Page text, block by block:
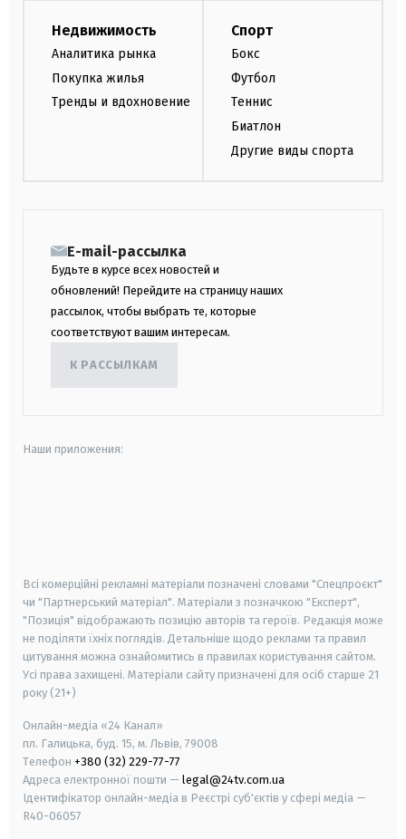
Недвижимость
Аналитика рынка
Покупка жилья
Тренды и вдохновение
Спорт
Бокс
Футбол
Теннис
Биатлон
Другие виды спорта
E-mail-рассылка
Будьте в курсе всех новостей и
обновлений! Перейдите на страницу наших
рассылок, чтобы выбрать те, которые
соответствуют вашим интересам.
К РАССЫЛКАМ
Наши приложения:
Всі комерційні рекламні матеріали позначені словами "Спецпроєкт"
чи "Партнерський матеріал". Матеріали з позначкою "Експерт",
"Позиція" відображають позицію авторів та героїв. Редакція може
не поділяти їхніх поглядів. Детальніше щодо реклами та правил
цитування можна ознайомитись в правилах користування сайтом.
Усі права захищені. Матеріали сайту призначені для осіб старше 21
року (21+)
Онлайн-медіа «24 Канал»
пл. Галицька, буд. 15, м. Львів, 79008
Телефон +380 (32) 229-77-77
Адреса електронної пошти — legal@24tv.com.ua
Ідентифікатор онлайн-медіа в Реєстрі суб'єктів у сфері медіа —
R40-06057